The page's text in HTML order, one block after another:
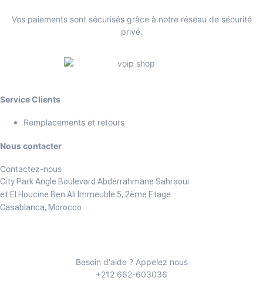
Vos paiements sont sécurisés grâce à notre réseau de sécurité
privé.
Service Clients
Remplacements et retours
Nous contacter
Contactez-nous
City Park Angle Boulevard Abderrahmane Sahraoui
et El Houcine Ben Ali Immeuble 5, 2ème Etage
Casablanca, Morocco
Besoin d'aide ? Appelez nous
+212 662-603036